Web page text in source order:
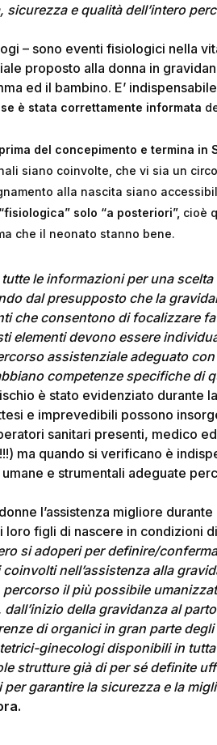
e qualità dell’intero
– sono eventi fisiologici nella
proposto alla donna in
ed il bambino. E’
è stata correttamente informata
del concepimento e termina in
siano coinvolte, che vi sia un
alla nascita siano
solo “a posteriori”, cioè
che il neonato stanno bene.
le informazioni per una
dal presupposto che la
che consentono di focalizzare
elementi devono essere
assistenziale adeguato
competenze specifiche di
è stato evidenziato durante
e imprevedibili possono
sanitari presenti, medico
ma quando si verificano è
e strumentali adeguate
l’assistenza migliore
figli di nascere in condizioni
si adoperi per definire/
nell’assistenza alla
il più possibile
della gravidanza al
di organici in gran parte
ginecologi disponibili in
strutture già di per sé definite
garantire la sicurezza e la